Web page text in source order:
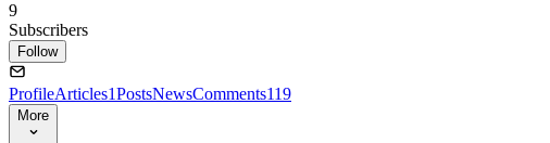
9
Subscribers
Follow
ProfileArticles1PostsNewsComments119
More